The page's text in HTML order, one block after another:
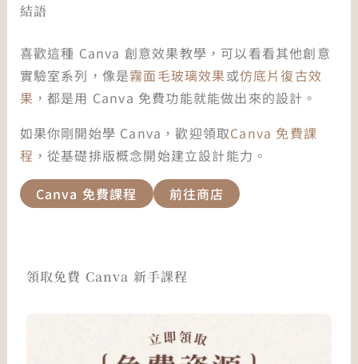
結語
喜歡這種 Canva 創意效果教學，可以看看其他創意
實驗室系列，像是霧面毛玻璃效果或仿底片復古效
果 ，都是用 Canva 免費功能就能做出來的設計。
如果你剛開始學 Canva，歡迎領取Canva 免費課
程 ，從基礎排版概念開始建立設計能力。
Canva 免費課程
前往商店
領取免費 Canva 新手課程